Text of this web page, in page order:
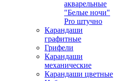
акварельные
"Белые ночи"
Pro штучно
Карандаши
графитные
Грифели
Карандаши
механические
Карандаши цветные